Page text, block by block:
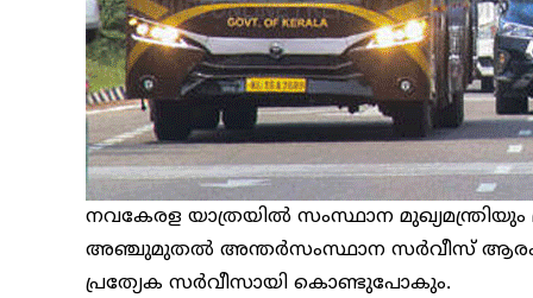
നവകേരള യാത്രയിൽ സംസ്ഥാന
അഞ്ചുമുതല്‍ അന്തർസംസ്ഥാന സര്‍വീസ്
പ്രത്യേക സര്‍വീസായി കൊണ്ടുപോകും.